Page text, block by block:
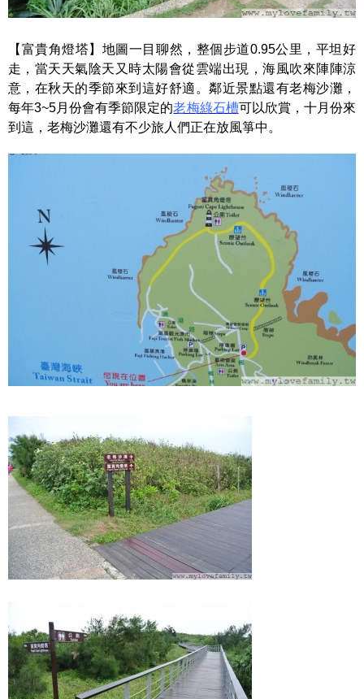
【富貴角燈塔】地圖一目聊然，整個步道0.95公里，平坦好
走，當天天氣陰天又時太陽會從雲端出現，海風吹來陣陣涼
意，在秋天的季節來到這好舒適。鄰近景點還有老梅沙灘，
每年3~5月份會有季節限定的老梅綠石槽可以欣賞，十月份來
到這，老梅沙灘還有不少旅人們正在放風箏中。